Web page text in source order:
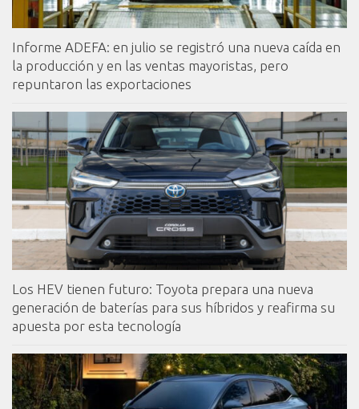
Informe ADEFA: en julio se registró una nueva caída en
la producción y en las ventas mayoristas, pero
repuntaron las exportaciones
Los HEV tienen futuro: Toyota prepara una nueva
generación de baterías para sus híbridos y reafirma su
apuesta por esta tecnología